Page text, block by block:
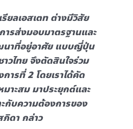
รียลเอสเตท ต่างมีวิสัย
ารส่งมอบมาตรฐานและ
นาที่อยู่อาศัย แบบญี่ปุ่น
วไทย จึงตัดสินใจร่วม
ารที่ 2 โดยเราได้คัด
มาะสม มาประยุกต์และ
กับความต้องการของ
ภิดา กล่าว